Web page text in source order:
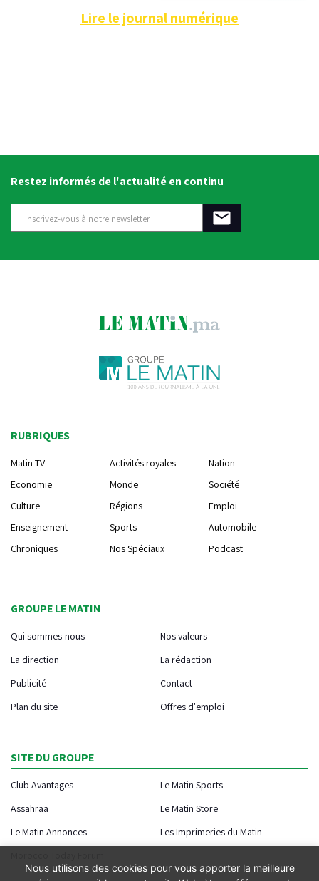
Lire le journal numérique
Restez informés de l'actualité en continu
RUBRIQUES
Matin TV Activités royales
Nation
Economie
Monde
Société
Culture
Régions
Emploi
Enseignement
Sports
Automobile
Chroniques
Nos Spéciaux Podcast
GROUPE LE MATIN
Qui sommes-nous
Nos valeurs
La direction
La rédaction
Publicité
Contact
Plan du site
Offres d'emploi
SITE DU GROUPE
Club Avantages
Le Matin Sports
Assahraa
Le Matin Store
Le Matin Annonces
Les Imprimeries du Matin
Nous utilisons des cookies pour vous apporter la meilleure